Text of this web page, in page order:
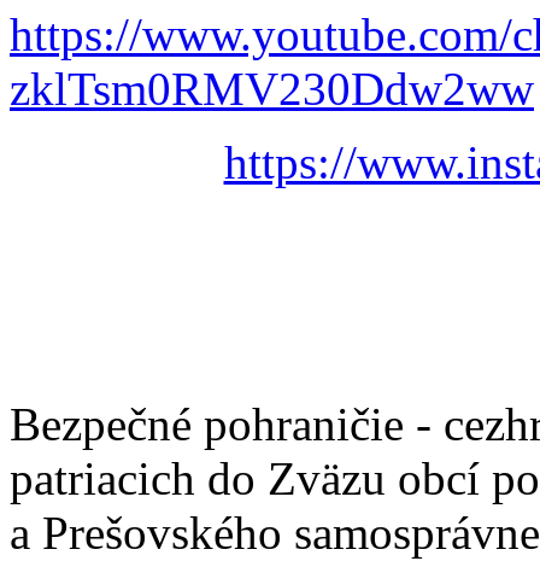
https://www.youtube.com/
zklTsm0RMV230Ddw2ww
https://
Bezpečné pohraničie -
patriacich do Zväzu obcí
a Prešovského